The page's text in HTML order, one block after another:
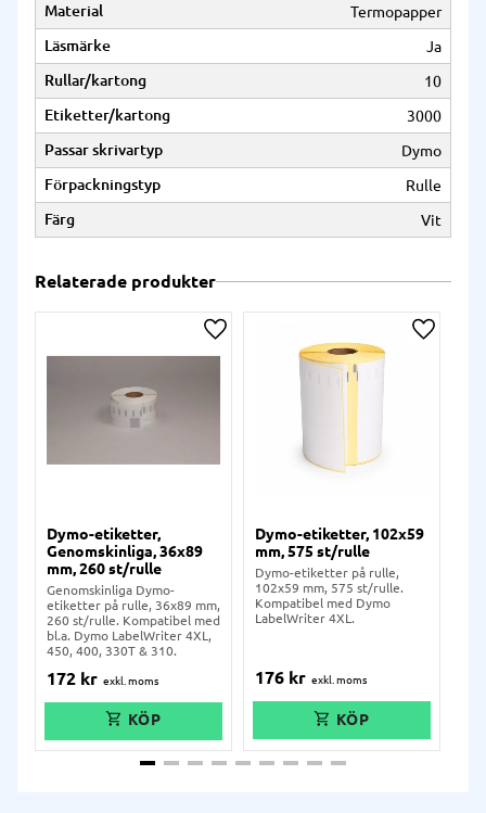
Material
Termopapper
Läsmärke
Ja
Rullar/kartong
10
Etiketter/kartong
3000
Passar skrivartyp
Dymo
Förpackningstyp
Rulle
Färg
Vit
Relaterade produkter
Dymo-etiketter,
Genomskinliga, 36x89
mm, 260 st/rulle
Genomskinliga Dymo-
etiketter på rulle, 36x89 mm,
260 st/rulle. Kompatibel med
bl.a. Dymo LabelWriter 4XL,
450, 400, 330T & 310.
172 kr
Lägg till i önskelista
Dymo-etiketter, 102x59
mm, 575 st/rulle
Dymo-etiketter på rulle,
102x59 mm, 575 st/rulle.
Kompatibel med Dymo
LabelWriter 4XL.
176 kr
Lägg till